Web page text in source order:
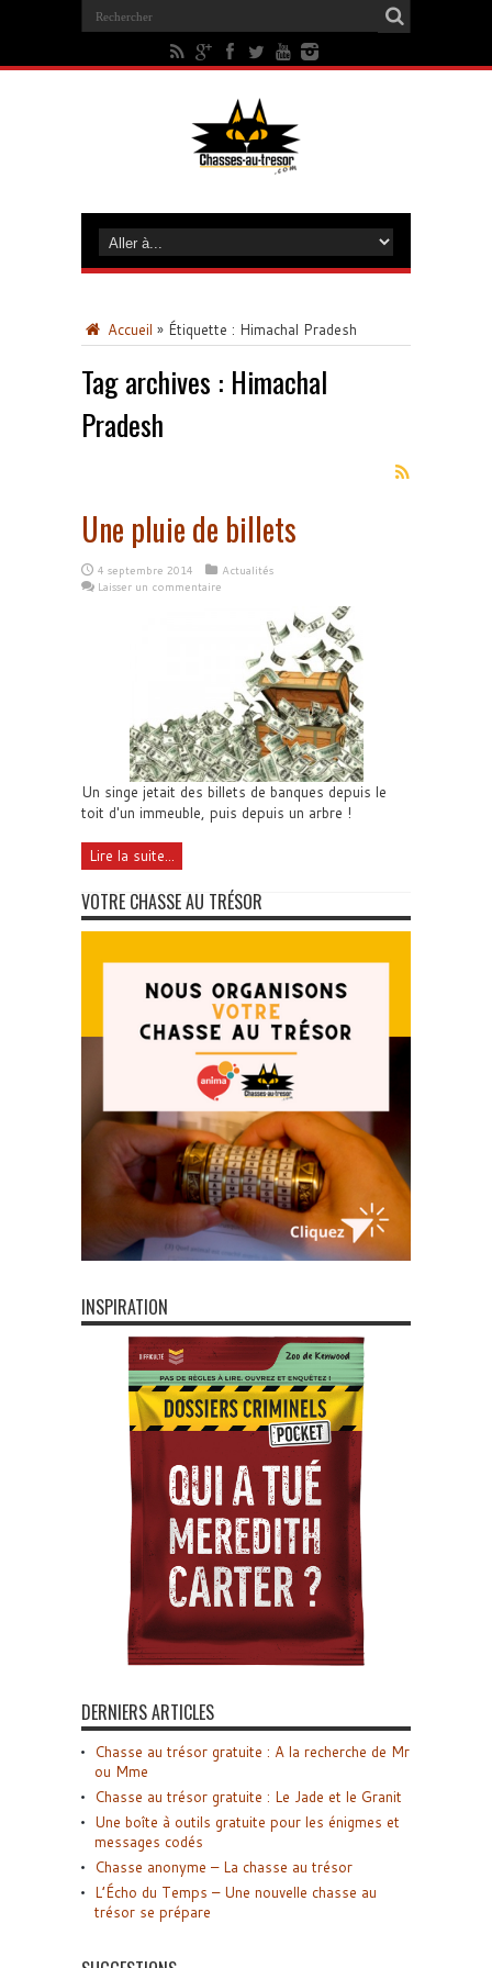
Accueil » Étiquette : Himachal Pradesh
Tag archives : Himachal
Pradesh
Une pluie de billets
4 septembre 2014
Actualités
Laisser un commentaire
Un singe jetait des billets de banques depuis le
toit d'un immeuble, puis depuis un arbre !
Lire la suite...
VOTRE CHASSE AU TRÉSOR
INSPIRATION
DERNIERS ARTICLES
Chasse au trésor gratuite : A la recherche de Mr
ou Mme
Chasse au trésor gratuite : Le Jade et le Granit
Une boîte à outils gratuite pour les énigmes et
messages codés
Chasse anonyme – La chasse au trésor
L’Écho du Temps – Une nouvelle chasse au
trésor se prépare